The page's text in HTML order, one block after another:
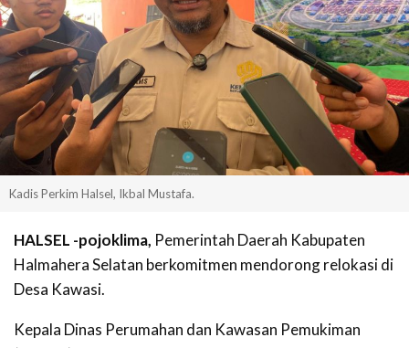
Kadis Perkim Halsel, Ikbal Mustafa.
HALSEL -pojoklima, Pemerintah Daerah Kabupaten
Halmahera Selatan berkomitmen mendorong relokasi di
Desa Kawasi.
Kepala Dinas Perumahan dan Kawasan Pemukiman